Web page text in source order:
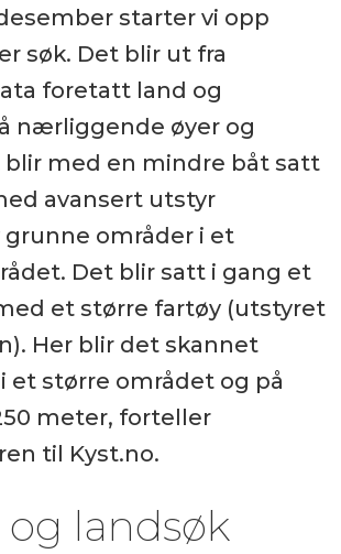
starter vi opp
søk. Det blir ut fra
foretatt land og
nærliggende øyer og
blir med en mindre båt satt
avansert utstyr
grunne områder i et
Det blir satt i gang et
et større fartøy (utstyret
Her blir det skannet
et større området og på
meter, forteller
til Kyst.no.
landsøk